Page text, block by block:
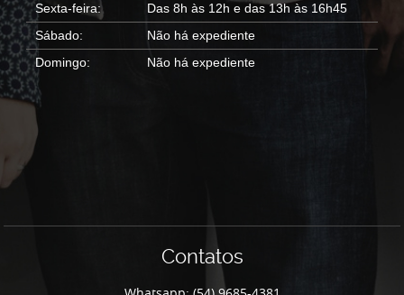
Sexta-feira:
Das 8h às 12h e das 13h às 16h45
Sábado:
Não há expediente
Domingo:
Não há expediente
Contatos